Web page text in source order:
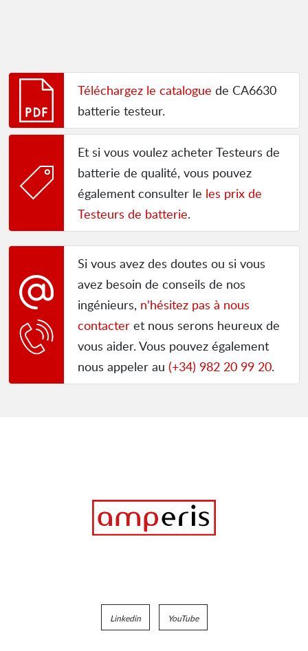
Téléchargez le catalogue de CA6630
batterie testeur.
Et si vous voulez acheter Testeurs de
batterie de qualité, vous pouvez
également consulter le les prix de
Testeurs de batterie.
Si vous avez des doutes ou si vous
avez besoin de conseils de nos
ingénieurs, n'hésitez pas à nous
contacter et nous serons heureux de
vous aider. Vous pouvez également
nous appeler au (+34) 982 20 99 20.
Linkedin YouTube